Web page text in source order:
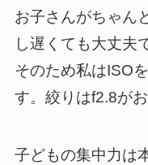
お子さんがちゃん
し遅くても大丈夫
そのため私はISO
す。絞りはf2.8がお
子どもの集中力は